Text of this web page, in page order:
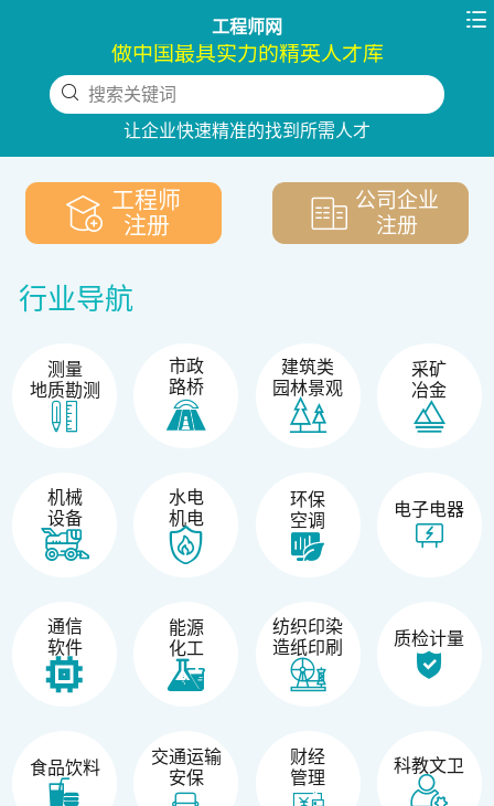
工程师网 
做中国最具实力的精英人才库
搜索关键词
让企业快速精准的找到所需人才
下拉刷新
工程师
注册
公司企业
注册
行业导航
测量
地质勘测
市政
路桥
建筑类
园林景观
采矿
冶金
机械
设备
水电
机电
环保
空调
电子电器
通信
软件
能源
化工
纺织印染
造纸印刷
质检计量
食品饮料
交通运输
安保
财经
管理
科教文卫